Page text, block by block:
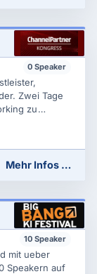
0 Speaker
Zwei Tage
zu
Mehr Infos …
10 Speaker
mit ueber
Speakern auf